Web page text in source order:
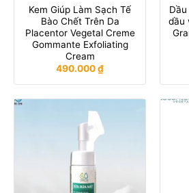
Kem Giúp Làm Sạch Tế
Bào Chết Trên Da
Placentor Vegetal Creme
Gommante Exfoliating
Cream
490.000₫
dầu